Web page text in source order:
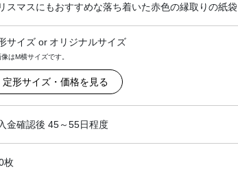
スマスにもおすすめな落ち着いた赤色の縁取りの紙袋
サイズ or オリジナルサイズ
はM横サイズです。
定形サイズ・価格を見る
金確認後 45～55日程度
枚